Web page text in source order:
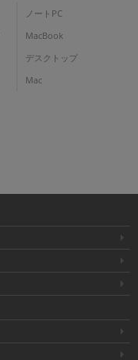
ノートPC
MacBook
デスクトップ
Mac